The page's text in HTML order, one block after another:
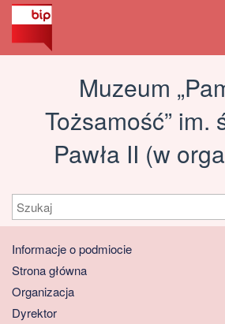
Muzeum
Tożsamość” im.
Pawła II (w
Szukaj
Informacje o podmiocie
Strona główna
Organizacja
Dyrektor